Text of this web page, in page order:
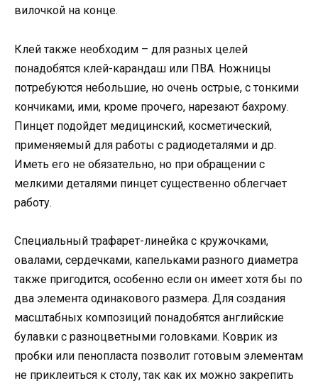
вилочкой на конце.
Клей также необходим – для разных целей
понадобятся клей-карандаш или ПВА. Ножницы
потребуются небольшие, но очень острые, с тонкими
кончиками, ими, кроме прочего, нарезают бахрому.
Пинцет подойдет медицинский, косметический,
применяемый для работы с радиодеталями и др.
Иметь его не обязательно, но при обращении с
мелкими деталями пинцет существенно облегчает
работу.
Специальный трафарет-линейка с кружочками,
овалами, сердечками, капельками разного диаметра
также пригодится, особенно если он имеет хотя бы по
два элемента одинакового размера. Для создания
масштабных композиций понадобятся английские
булавки с разноцветными головками. Коврик из
пробки или пенопласта позволит готовым элементам
не приклеиться к столу, так как их можно закрепить